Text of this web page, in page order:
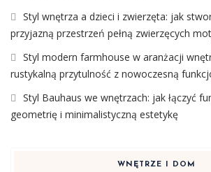
Styl wnętrza a dzieci i zwierzęta: jak
przyjazną przestrzeń pełną zwierzęcych
Styl modern farmhouse w aranżacji
rustykalną przytulność z nowoczesną
Styl Bauhaus we wnętrzach: jak łączyć
geometrię i minimalistyczną estetykę
WNĘTRZE I DOM